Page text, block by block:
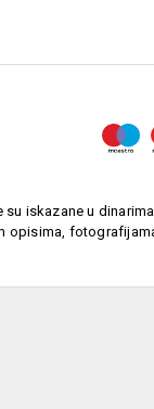
su iskazane u
opisima,